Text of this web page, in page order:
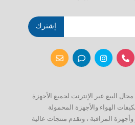
إشترك
البيع عبر الإنترنت لجميع الأجهزة
الهواء والأجهزة المحمولة
وأجهزة المراقبة ، وتقدم منتجات عالية